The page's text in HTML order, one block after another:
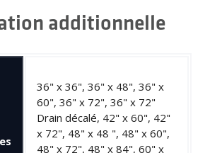
additionnelle
36" x 36", 36" x 48", 36" x
60", 36" x 72", 36" x 72"
Drain décalé, 42" x 60", 42"
x 72", 48" x 48 ", 48" x 60",
48" x 72", 48" x 84", 60" x